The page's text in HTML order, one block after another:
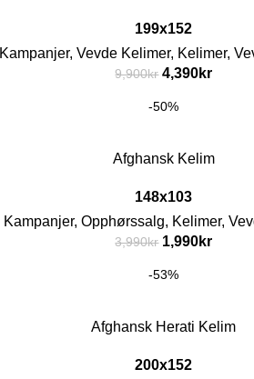
199x152
Kampanjer, Vevde Kelimer, Kelimer,
9,900kr 4,390kr
-50%
Afghansk Kelim
148x103
Kampanjer,Opphørssalg, Kelimer,
3,990kr 1,990kr
-53%
Afghansk Herati Kelim
200x152